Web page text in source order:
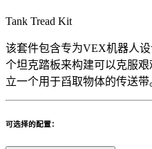
Tank Tread Kit
该套件包含专为VEX机器人
个坦克踏板来构建可以克服
立一个用于舀取物体的传送带
可选择的配置：